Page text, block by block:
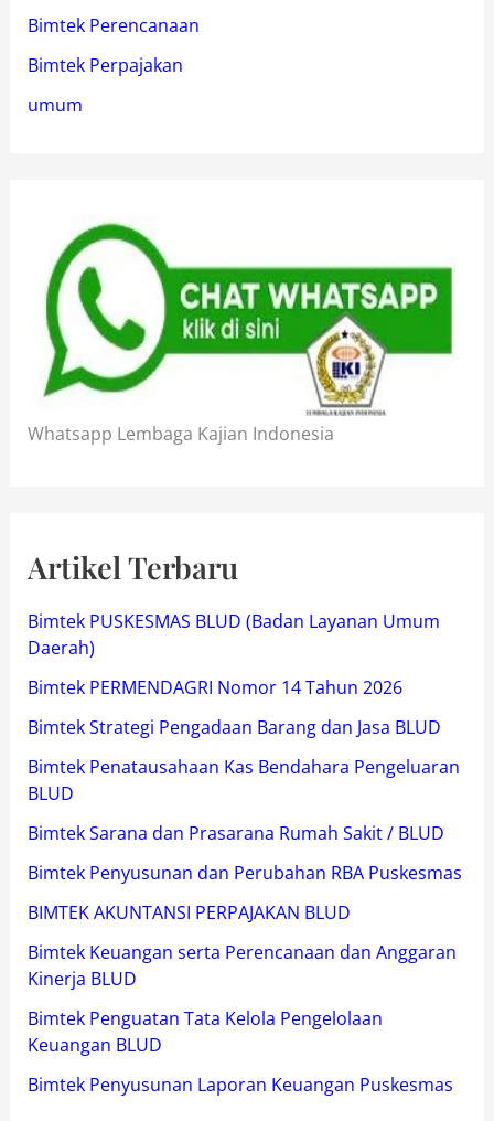
Bimtek Perencanaan
Bimtek Perpajakan
umum
Whatsapp Lembaga Kajian Indonesia
Artikel Terbaru
Bimtek PUSKESMAS BLUD (Badan Layanan Umum
Daerah)
Bimtek PERMENDAGRI Nomor 14 Tahun 2026
Bimtek Strategi Pengadaan Barang dan Jasa BLUD
Bimtek Penatausahaan Kas Bendahara Pengeluaran
BLUD
Bimtek Sarana dan Prasarana Rumah Sakit / BLUD
Bimtek Penyusunan dan Perubahan RBA Puskesmas
BIMTEK AKUNTANSI PERPAJAKAN BLUD
Bimtek Keuangan serta Perencanaan dan Anggaran
Kinerja BLUD
Bimtek Penguatan Tata Kelola Pengelolaan
Keuangan BLUD
Bimtek Penyusunan Laporan Keuangan Puskesmas